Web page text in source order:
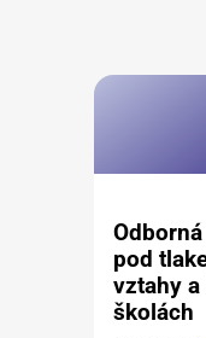
pod
vztahy a
školách